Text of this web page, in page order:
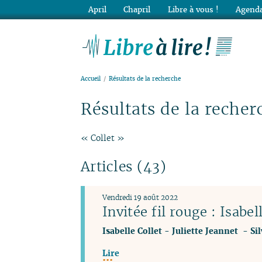
Accueil Résultats de la recherche
Résultats de la
« Collet »
Articles (43)
Invitée fil rouge :
Vendredi 19 août 2022
Isabelle Collet- Juliette Jeannet -
Lire
April Chapril Libre à vous !